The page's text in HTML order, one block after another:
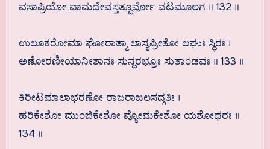
ವಸಾಪ್ರಿಯೋ ವಾಮದೇವಸ್ತತ್ಪೂರ್ವೋ ವಟಮೂಲಗ ॥ 132 ॥
ಉಲೂಕರೋಮಾ ಘೋರಾತ್ಮಾ ಲಾಸ್ಯಪ್ರೀತೋ ಲಘುಃ ಸ್ಥಿರಃ ।
ಅಣೋರಣೀಯಾನೀಶಾನಃ ಸುನ್ದರಭ್ರೂಃ ಸುತಾಂಡವಃ ॥ 133 ॥
ಕಿರೀಟಮಾಲಾಭರಣೋ ರಾಜರಾಜಲಸದ್ಗತಿಃ ।
ಹರಿಕೇಶೋ ಮುಂಜಿಕೇಶೋ ವ್ಯೋಮಕೇಶೋ ಯಶೋಧರಃ ॥
134 ॥